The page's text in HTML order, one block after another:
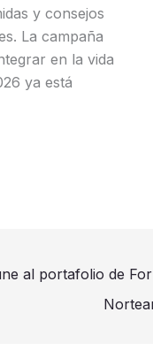
y consejos
La campaña
en la vida
ya está
al portafolio de